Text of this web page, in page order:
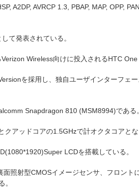
A2DP, AVRCP 1.3, PBAP, MAP, OPP,
て発表されている。
Wireless向けに投入されるHTC One
を採用し、独自ユーザインターフェ
Snapdragon 810 (MSM8994)である。
クアッドコアの1.5GHzで計オクタコアとな
LCDを搭載している。
面照射型CMOSイメージセンサ、フロント
。